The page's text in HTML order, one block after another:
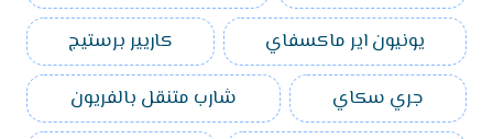
يونيون اير ماكسفاي
كاريير برستيج
جري سكاي
شارب متنقل بالفريون